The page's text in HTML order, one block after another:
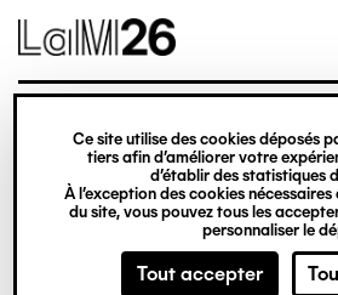
Gestion des cookies
Ce site utilise des cookies déposés
tiers afin d’améliorer votre
d’établir des statistiques
À l’exception des cookies
du site, vous pouvez tous les
personnaliser le
Tout accepter
contenu